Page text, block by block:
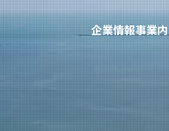
企業情報事業